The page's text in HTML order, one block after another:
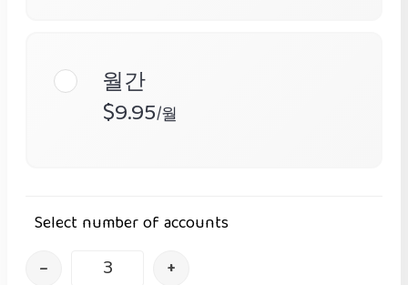
월간
$9.95/월
Select number of accounts
– +